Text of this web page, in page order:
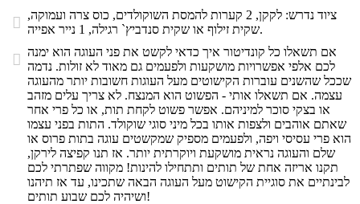
 ציוד נדרש: לקקן, 2 קערות להמסת השוקולדים, כוס צרה ועמוקה,
שקית זילוף או שקית סנדביץ` רגילה, 1 נייר אפייה.
 אם תשאלו כל קונדיטור איך כדאי לקשט את פני העוגה הוא ימנה
לכם אלפי אפשרויות מושקעות ולפעמים גם מאוד לא זולות. נדמה
שככל שהשנים עוברות הקישוטים מעל העוגות חשובות יותר מהעוגה
עצמה. אם תשאלו אותי - הפשוט הוא המנצח. לא צריך עלים מזהב
או בצקי סוכר למיניהם. אפשר פשוט לקחת תות, או כל פרי אחר
שאתם אוהבים ולצפות אותו בכל מיני סוגי שוקולד. התות בפני עצמו
הוא פרי עסיסי ויפה, ולפעמים מספיק שמקשטים עוגה בתות פרוס או
שלם והעוגה נראית מושקעת ויוקרתית יותר. אז תנו קפיצה לירקן,
תקנו אריזה אחת של תותים ותתחילו להינות! מקווה שפתרתי לכם
לבינתיים את סוגיית הקישוט מעל העוגה הבאה שתכינו, עד אז תיהנו
ושיהיה לכם שבוע תותים!